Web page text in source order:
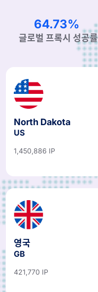
99.90%
글로벌 프록시 성공률
North Dakota
US
1,450,886 IP
영국
GB
421,770 IP